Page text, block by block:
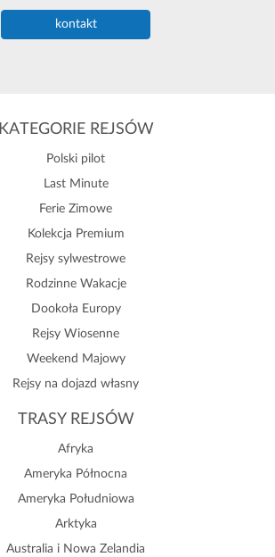
kontakt
KATEGORIE REJSÓW
Polski pilot
Last Minute
Ferie Zimowe
Kolekcja Premium
Rejsy sylwestrowe
Rodzinne Wakacje
Dookoła Europy
Rejsy Wiosenne
Weekend Majowy
Rejsy na dojazd własny
TRASY REJSÓW
Afryka
Ameryka Północna
Ameryka Południowa
Arktyka
Australia i Nowa Zelandia